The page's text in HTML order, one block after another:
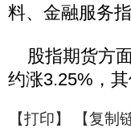
料、金融服务
股指期货方
约涨3.25%，
【打印】 【复制